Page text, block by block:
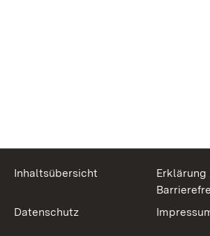
Inhaltsübersicht
Erklärung
Datenschutz